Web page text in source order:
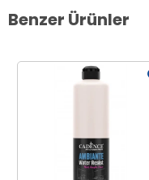
Benzer Ürünler